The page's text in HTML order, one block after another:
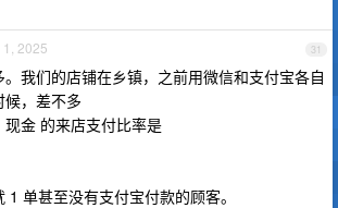
31
2025
我们的店铺在乡镇，之前用微信和支付宝各自
，差不多
金 的来店支付比率是
1 单甚至没有支付宝付款的顾客。